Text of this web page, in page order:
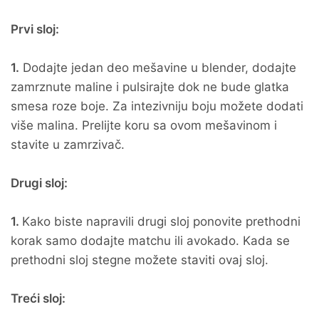
Prvi sloj:
1. Dodajte jedan deo mešavine u blender, dodajte
zamrznute maline i pulsirajte dok ne bude glatka
smesa roze boje. Za intezivniju boju možete dodati
više malina. Prelijte koru sa ovom mešavinom i
stavite u zamrzivač.
Drugi sloj:
1. Kako biste napravili drugi sloj ponovite prethodni
korak samo dodajte matchu ili avokado. Kada se
prethodni sloj stegne možete staviti ovaj sloj.
Treći sloj: